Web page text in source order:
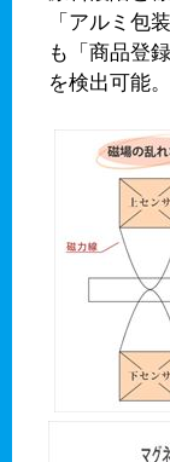
「アルミ包
も「商品登
を検出可能。